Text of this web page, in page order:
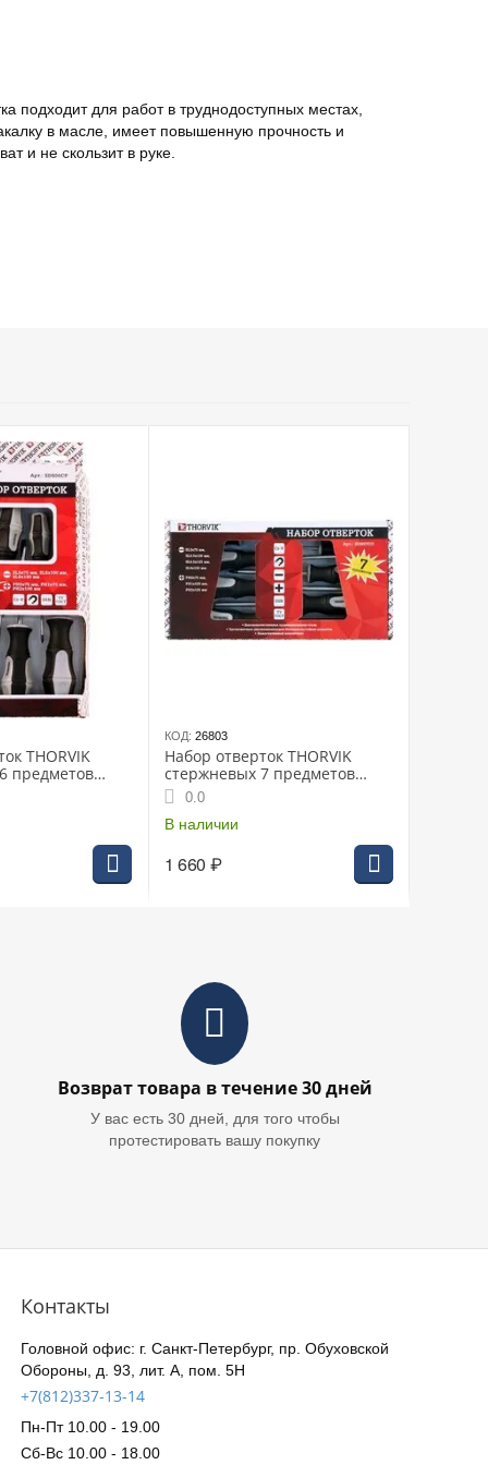
для работ в труднодоступных местах,
в масле, имеет повышенную прочность и
и не скользит в руке.
THORVIK
предметов
КОД: 26803
Набор отверток THORVIK
стержневых 7 предметов
(SDS07CO)
0.0
В наличии
1 660 ₽
Возврат товара в течение 30 дней
У вас есть 30 дней, для того чтобы
протестировать вашу покупку
Контакты
Головной офис: г. Санкт-Петербург, пр. Обуховской
Обороны, д. 93, лит. А, пом. 5Н
+7(812)337-13-14
Пн-Пт 10.00 - 19.00
Сб-Вс 10.00 - 18.00